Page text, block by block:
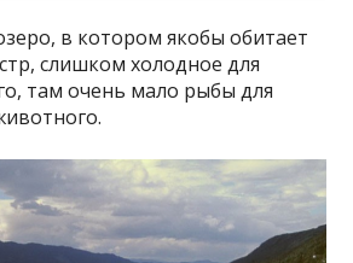
в котором якобы обитает
слишком холодное для
там очень мало рыбы для